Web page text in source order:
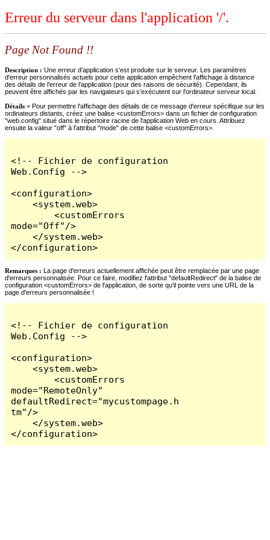
Erreur du serveur dans l'application '/'.
Page Not Found !!
Description : Une erreur d'application s'est produite sur le serveur. Les paramètres
d'erreur personnalisés actuels pour cette application empêchent l'affichage à distance
des détails de l'erreur de l'application (pour des raisons de sécurité). Cependant, ils
peuvent être affichés par les navigateurs qui s'exécutent sur l'ordinateur serveur local.
Détails = Pour permettre l'affichage des détails de ce message d'erreur spécifique sur les
ordinateurs distants, créez une balise <customErrors> dans un fichier de configuration
"web.config" situé dans le répertoire racine de l'application Web en cours. Attribuez
ensuite la valeur "off" à l'attribut "mode" de cette balise <customErrors>.
<!-- Fichier de configuration
Web.Config -->
<configuration>
    <system.web>
        <customErrors
mode="Off"/>
    </system.web>
</configuration>
Remarques : La page d'erreurs actuellement affichée peut être remplacée par une page
d'erreurs personnalisée. Pour ce faire, modifiez l'attribut "defaultRedirect" de la balise de
configuration <customErrors> de l'application, de sorte qu'il pointe vers une URL de la
page d'erreurs personnalisée !
<!-- Fichier de configuration
Web.Config -->
<configuration>
    <system.web>
        <customErrors
mode="RemoteOnly"
defaultRedirect="mycustompage.h
tm"/>
    </system.web>
</configuration>